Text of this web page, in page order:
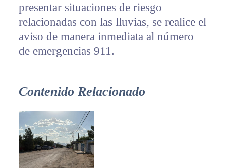
presentar situaciones de riesgo
relacionadas con las lluvias, se realice el
aviso de manera inmediata al número
de emergencias 911.
Contenido Relacionado